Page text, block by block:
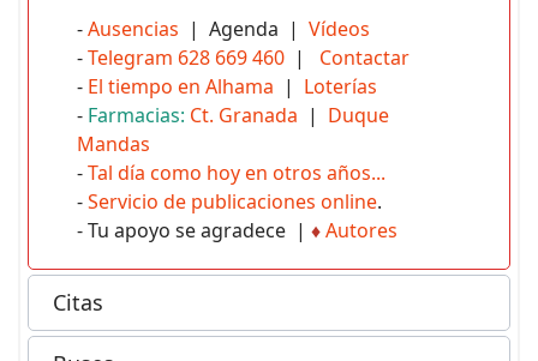
-Ausencias | Agenda | Vídeos
-Telegram 628 669 460 | Contactar
- El tiempo en Alhama | Loterías
- Farmacias: Ct. Granada | Duque
Mandas
-Tal día como hoy en otros años...
-Servicio de publicaciones online.
- Tu apoyo se agradece | ♦Autores
Citas